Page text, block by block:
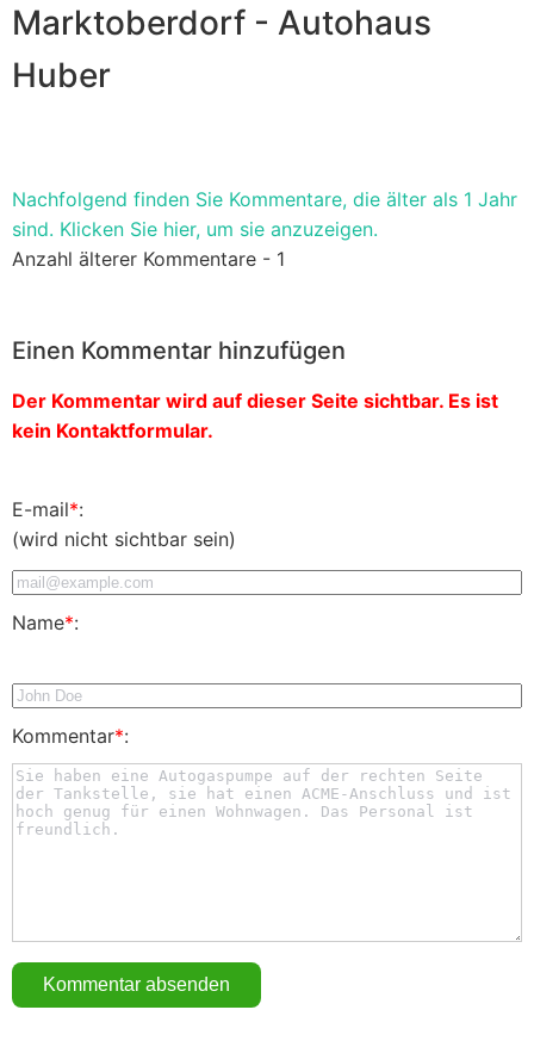
Marktoberdorf - Autohaus
Huber
Nachfolgend finden Sie Kommentare, die älter als 1 Jahr
sind. Klicken Sie hier, um sie anzuzeigen.
Anzahl älterer Kommentare - 1
Einen Kommentar hinzufügen
Der Kommentar wird auf dieser Seite sichtbar. Es ist
kein Kontaktformular.
E-mail*:
(wird nicht sichtbar sein)
Name*:
Kommentar*: